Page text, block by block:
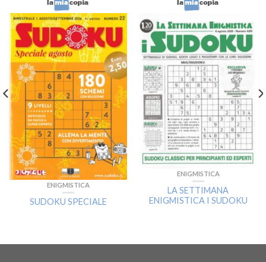
ENIGMISTICA
SUDOKU SPECIALE
ENIGMISTICA
LA SETTIMANA
ENIGMISTICA I SUDOKU